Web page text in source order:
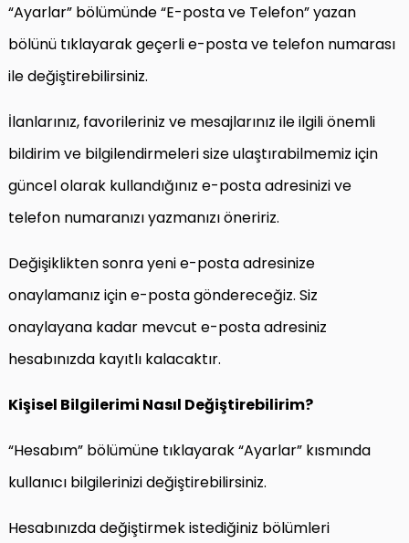
“Ayarlar” bölümünde “E-posta ve Telefon” yazan
bölünü tıklayarak geçerli e-posta ve telefon numarası
ile değiştirebilirsiniz.
İlanlarınız, favorileriniz ve mesajlarınız ile ilgili önemli
bildirim ve bilgilendirmeleri size ulaştırabilmemiz için
güncel olarak kullandığınız e-posta adresinizi ve
telefon numaranızı yazmanızı öneririz.
Değişiklikten sonra yeni e-posta adresinize
onaylamanız için e-posta göndereceğiz. Siz
onaylayana kadar mevcut e-posta adresiniz
hesabınızda kayıtlı kalacaktır.
Kişisel Bilgilerimi Nasıl Değiştirebilirim?
“Hesabım” bölümüne tıklayarak “Ayarlar” kısmında
kullanıcı bilgilerinizi değiştirebilirsiniz.
Hesabınızda değiştirmek istediğiniz bölümleri